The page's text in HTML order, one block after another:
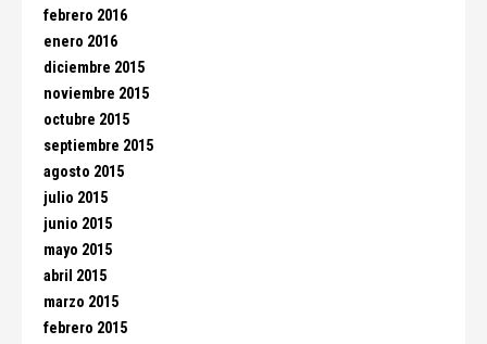
febrero 2016
enero 2016
diciembre 2015
noviembre 2015
octubre 2015
septiembre 2015
agosto 2015
julio 2015
junio 2015
mayo 2015
abril 2015
marzo 2015
febrero 2015